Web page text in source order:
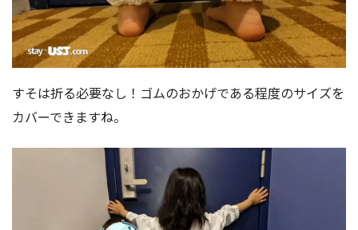
すそは折る必要なし！ゴムのおかげである程度のサイズを
カバーできますね。